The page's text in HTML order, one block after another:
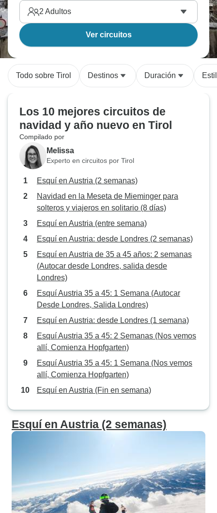
2 Adultos
Ver circuitos
Todo sobre Tirol Destinos Duración
Los 10 mejores circuitos de
navidad y año nuevo en Tirol
Compilado por
Melissa
Experto en circuitos por Tirol
Esquí en Austria (2 semanas)
Navidad en la Meseta de Mieminger para
solteros y viajeros en solitario (8 días)
Esquí en Austria (entre semana)
Esquí en Austria: desde Londres (2 semanas)
Esquí en Austria de 35 a 45 años: 2 semanas
(Autocar desde Londres, salida desde
Londres)
Esquí Austria 35 a 45: 1 Semana (Autocar
Desde Londres, Salida Londres)
Esquí en Austria: desde Londres (1 semana)
Esquí Austria 35 a 45: 2 Semanas (Nos vemos
allí, Comienza Hopfgarten)
Esquí Austria 35 a 45: 1 Semana (Nos vemos
allí, Comienza Hopfgarten)
Esquí en Austria (Fin en semana)
Esquí en Austria (2 semanas)